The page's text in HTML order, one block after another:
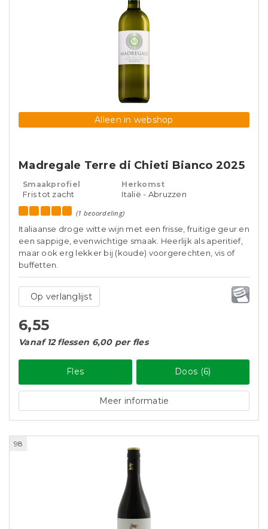
Alleen in webshop
Madregale Terre di Chieti Bianco 2025
Smaakprofiel
Fris tot zacht
Herkomst
Italië - Abruzzen
(1 beoordeling)
Italiaanse droge witte wijn met een frisse, fruitige geur en
een sappige, evenwichtige smaak. Heerlijk als aperitief,
maar ook erg lekker bij (koude) voorgerechten, vis of
buffetten.
Op verlanglijst
6,55
Vanaf 12 flessen 6,00 per fles
Fles Doos (6)
Meer informatie
98